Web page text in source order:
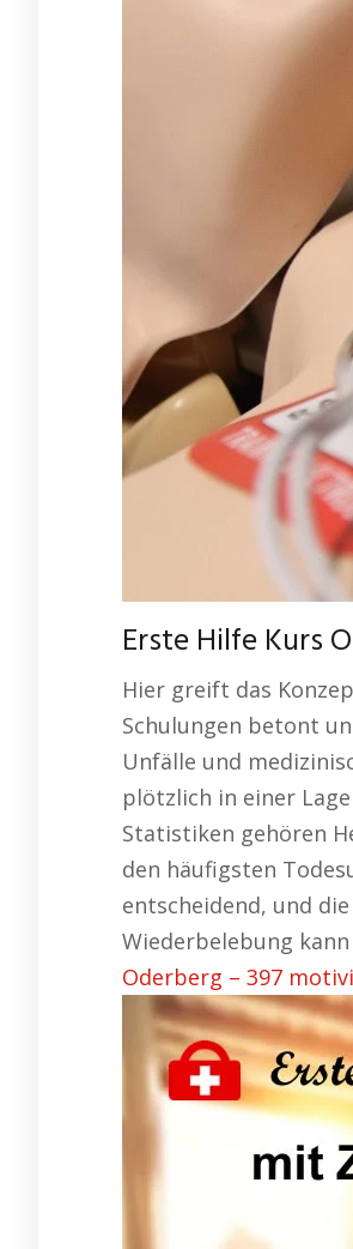
Erste Hilfe Kurs
Hier greift das
Schulungen betont
Unfälle und
plötzlich in einer
Statistiken gehören
den häufigsten
entscheidend, und
Wiederbelebung
Oderberg – 397